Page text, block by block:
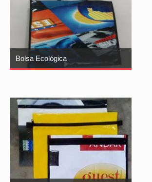
Bolsa Ecológica